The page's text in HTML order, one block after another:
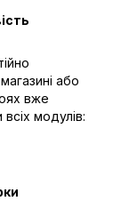
або
вже
модулів: